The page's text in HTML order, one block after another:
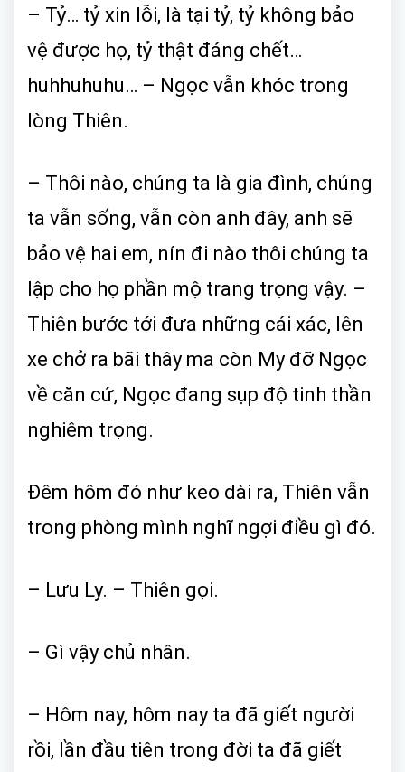
– Tỷ… tỷ xin lỗi, là tại tỷ, tỷ không bảo
vệ được họ, tỷ thật đáng chết…
huhhuhuhu… – Ngọc vẫn khóc trong
lòng Thiên.
– Thôi nào, chúng ta là gia đình, chúng
ta vẫn sống, vẫn còn anh đây, anh sẽ
bảo vệ hai em, nín đi nào thôi chúng ta
lập cho họ phần mộ trang trọng vậy. –
Thiên bước tới đưa những cái xác, lên
xe chở ra bãi thây ma còn My đỡ Ngọc
về căn cứ, Ngọc đang sụp độ tinh thần
nghiêm trọng.
Đêm hôm đó như keo dài ra, Thiên vẫn
trong phòng mình nghĩ ngợi điều gì đó.
– Lưu Ly. – Thiên gọi.
– Gì vậy chủ nhân.
– Hôm nay, hôm nay ta đã giết người
rồi, lần đầu tiên trong đời ta đã giết